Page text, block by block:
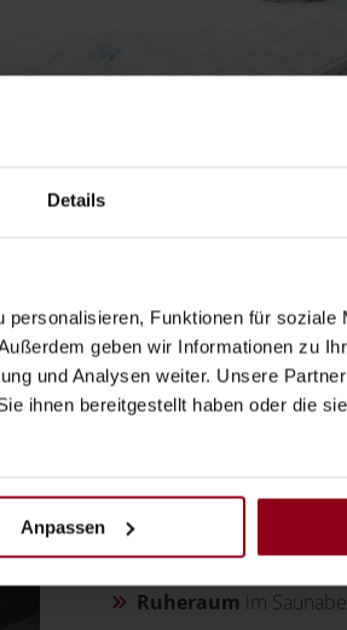
Details
Funktionen für soziale
geben wir Informationen zu
und Analysen weiter. Unsere
ihnen bereitgestellt haben oder die
Anpassen
SPA im Schloss
Bei
Dampfbad: Hier
Luftfeuchtigkeit als in
Tepidarium:Die
Erlebnisbrausenfür
Ruheraum im